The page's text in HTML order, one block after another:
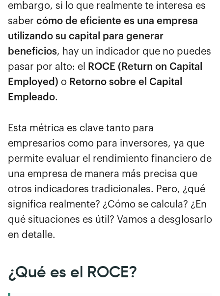
embargo, si lo que realmente te interesa es
saber cómo de eficiente es una empresa
utilizando su capital para generar
beneficios, hay un indicador que no puedes
pasar por alto: el
ROCE (Return on Capital
Employed) o Retorno sobre el Capital
Empleado.
Esta métrica es clave tanto para
empresarios como para inversores, ya que
permite evaluar el rendimiento financiero de
una empresa de manera más precisa que
otros indicadores tradicionales. Pero, ¿qué
significa realmente? ¿Cómo se calcula? ¿En
qué situaciones es útil? Vamos a desglosarlo
en detalle.
¿Qué es el ROCE?